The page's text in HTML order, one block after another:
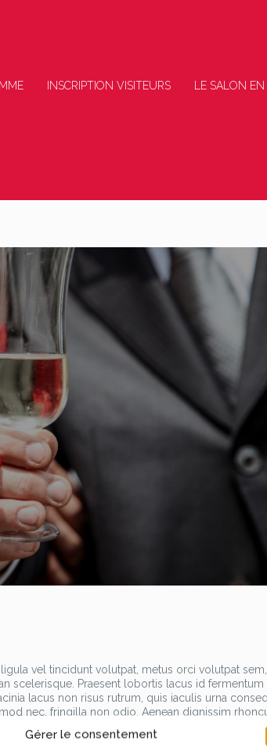
Gérer le consentement
INSCRIPTION VISITEURS LE SALON EN
vel tincidunt volutpat, metus orci volutpat
scelerisque. Praesent lobortis lacus id fermentum
lacus non risus rutrum, quis iaculis urna
nec, fringilla non odio. Aenean dignissim